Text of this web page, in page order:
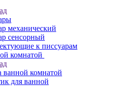
механический
сенсорный
к писсуарам
комнатой
ванной комнатой
для ванной